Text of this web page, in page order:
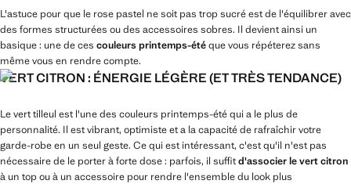
L'astuce pour que le rose pastel ne soit pas trop sucré est de l'équilibrer avec
des formes structurées ou des accessoires sobres. Il devient ainsi un
basique : une de ces couleurs printemps-étéque vous répéterez sans
même vous en rendre compte.
VERT CITRON : ÉNERGIE LÉGÈRE (ET TRÈS TENDANCE)
Le vert tilleul est l'une des couleurs printemps-été qui a le plus de
personnalité. Il est vibrant, optimiste et a la capacité de rafraîchir votre
garde-robe en un seul geste. Ce qui est intéressant, c'est qu'il n'est pas
nécessaire de le porter à forte dose : parfois, il suffitd'associer le vert citron
à un top ou à un accessoire pour rendre l'ensemble du look plus